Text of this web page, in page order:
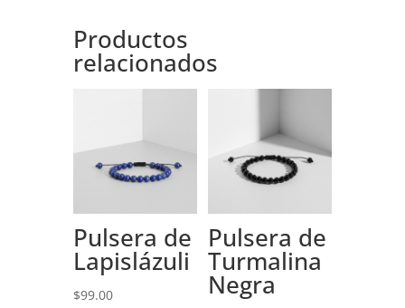
Productos
relacionados
Pulsera de
Lapislázuli
$99.00
Pulsera de
Turmalina
Negra